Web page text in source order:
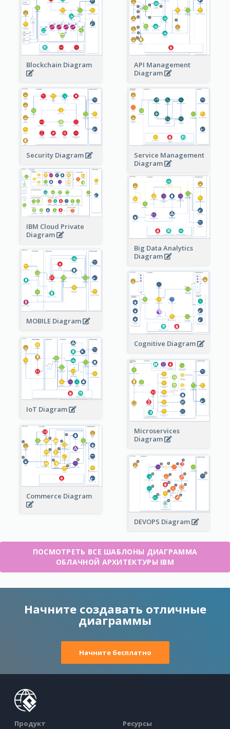
Blockchain Diagram
API Management
Diagram
Security Diagram
Service Management
Diagram
IBM Cloud Private
Diagram
Big Data Analytics
Diagram
MOBILE Diagram
Cognitive Diagram
IoT Diagram
Microservices
Diagram
Commerce Diagram
DEVOPS Diagram
ПОСМОТРЕТЬ ВСЕ ШАБЛОНЫ ДИАГРАММА
ОБЛАЧНОЙ АРХИТЕКТУРЫ IBM
Начните создавать отличные
диаграммы
Начните бесплатно
Продукт Ресурсы